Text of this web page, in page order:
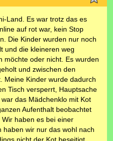
Land. Es war trotz das es
auf rot war, kein Stop
Die Kinder wurden nur noch
und die kleineren weg
möchte oder nicht. Es wurden
und zwischen den
Meine Kinder wurde dadurch
Tisch versperrt, Hauptsache
das Mädchenklo mit Kot
Aufenthalt beobachtet
haben es bei einer
wir nur das wohl nach